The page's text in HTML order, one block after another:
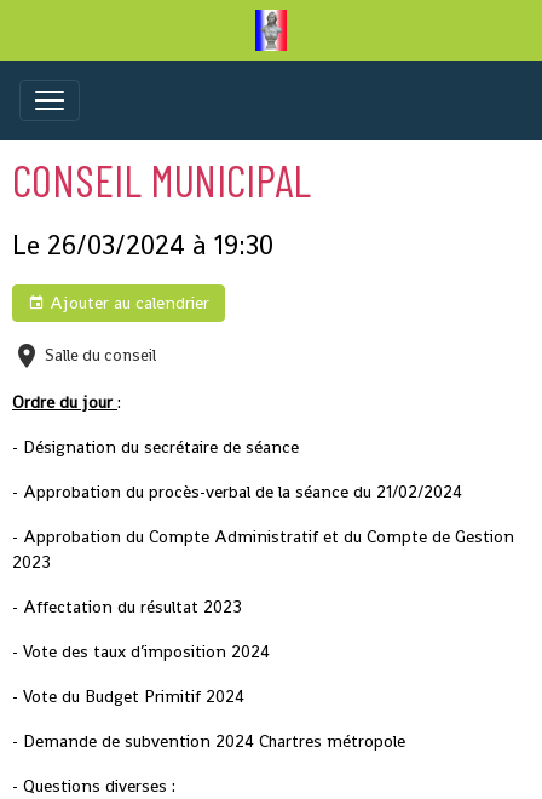
CONSEIL MUNICIPAL
Le 26/03/2024 à 19:30
Ajouter au calendrier
Salle du conseil
Ordre du jour:
- Désignation du secrétaire de séance
- Approbation du procès-verbal de la séance du 21/02/2024
- Approbation du Compte Administratif et du Compte de Gestion
2023
- Affectation du résultat 2023
- Vote des taux d’imposition 2024
- Vote du Budget Primitif 2024
- Demande de subvention 2024 Chartres métropole
- Questions diverses :